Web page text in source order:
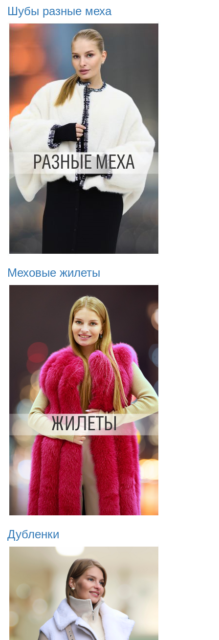
Шубы разные меха
Меховые жилеты
Дубленки